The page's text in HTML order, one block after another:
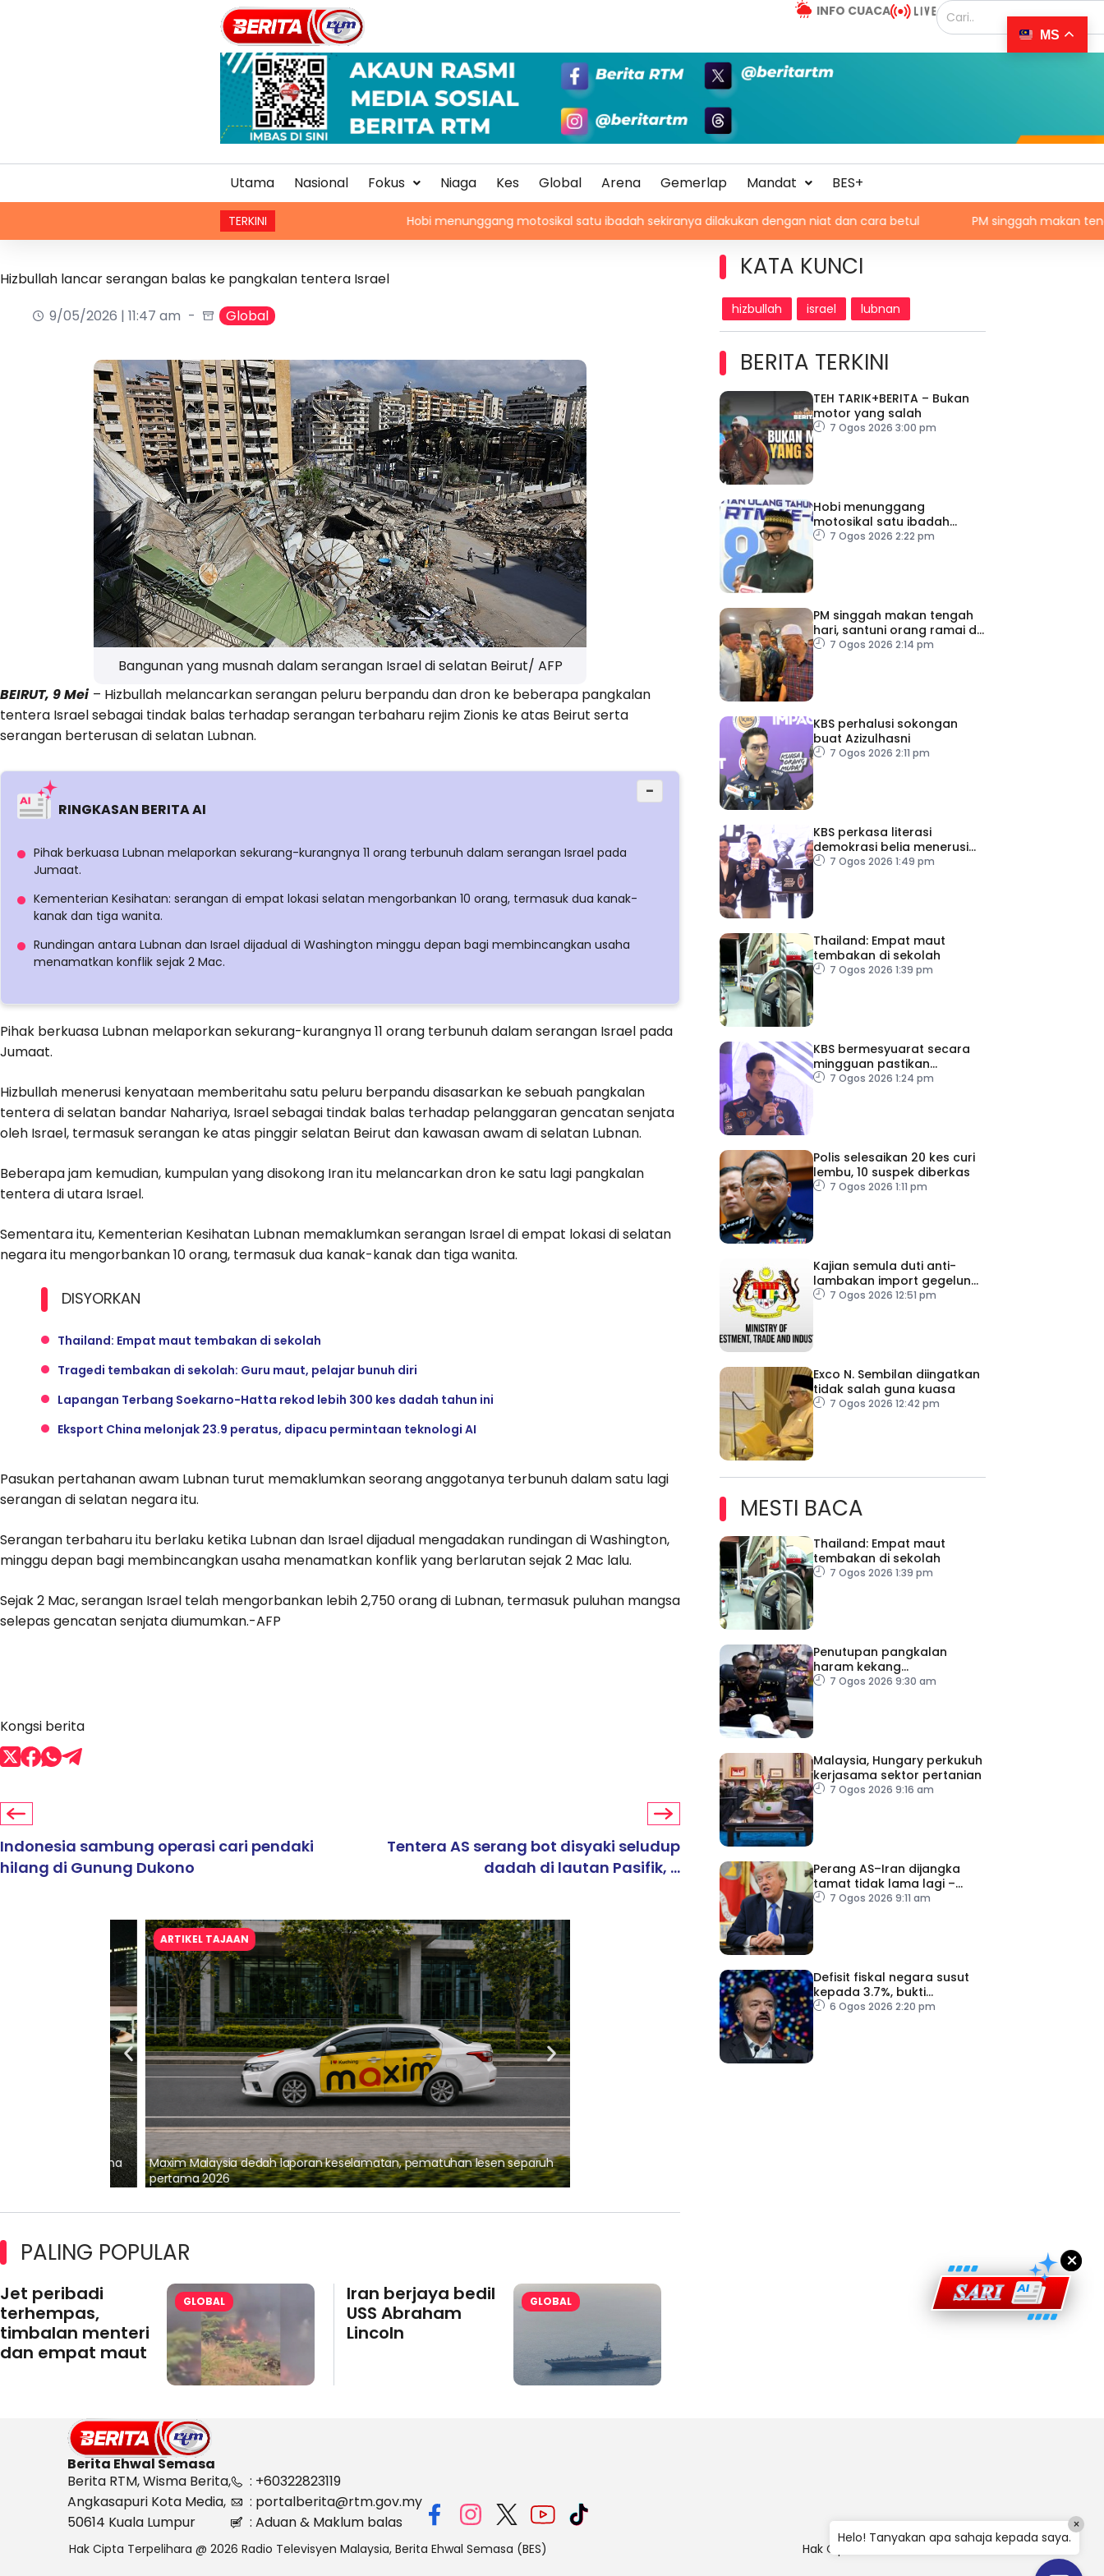
INFO CUACA
Utama Nasional Fokus Niaga Kes Global Arena Gemerlap Mandat BES+
TERKINI Hobi menunggang motosikal satu ibadah sekiranya dilakukan dengan niat dan cara betul PM singgah makan tengah hari,
Hizbullah lancar serangan balas ke pangkalan tentera Israel
9/05/2026 | 11:47 am
Global
Bangunan yang musnah dalam serangan Israel di selatan Beirut/ AFP
BEIRUT, 9 Mei – Hizbullah melancarkan serangan peluru berpandu dan dron ke beberapa pangkalan
tentera Israel sebagai tindak balas terhadap serangan terbaharu rejim Zionis ke atas Beirut serta
serangan berterusan di selatan Lubnan.
RINGKASAN BERITA AI
−
Pihak berkuasa Lubnan melaporkan sekurang-kurangnya 11 orang terbunuh dalam serangan Israel pada
Jumaat.
Kementerian Kesihatan: serangan di empat lokasi selatan mengorbankan 10 orang, termasuk dua kanak-
kanak dan tiga wanita.
Rundingan antara Lubnan dan Israel dijadual di Washington minggu depan bagi membincangkan usaha
menamatkan konflik sejak 2 Mac.
Pihak berkuasa Lubnan melaporkan sekurang-kurangnya 11 orang terbunuh dalam serangan Israel pada
Jumaat.
Hizbullah menerusi kenyataan memberitahu satu peluru berpandu disasarkan ke sebuah pangkalan
tentera di selatan bandar Nahariya, Israel sebagai tindak balas terhadap pelanggaran gencatan senjata
oleh Israel, termasuk serangan ke atas pinggir selatan Beirut dan kawasan awam di selatan Lubnan.
Beberapa jam kemudian, kumpulan yang disokong Iran itu melancarkan dron ke satu lagi pangkalan
tentera di utara Israel.
Sementara itu, Kementerian Kesihatan Lubnan memaklumkan serangan Israel di empat lokasi di selatan
negara itu mengorbankan 10 orang, termasuk dua kanak-kanak dan tiga wanita.
DISYORKAN
Thailand: Empat maut tembakan di sekolah
Tragedi tembakan di sekolah: Guru maut, pelajar bunuh diri
Lapangan Terbang Soekarno-Hatta rekod lebih 300 kes dadah tahun ini
Eksport China melonjak 23.9 peratus, dipacu permintaan teknologi AI
Pasukan pertahanan awam Lubnan turut memaklumkan seorang anggotanya terbunuh dalam satu lagi
serangan di selatan negara itu.
Serangan terbaharu itu berlaku ketika Lubnan dan Israel dijadual mengadakan rundingan di Washington,
minggu depan bagi membincangkan usaha menamatkan konflik yang berlarutan sejak 2 Mac lalu.
Sejak 2 Mac, serangan Israel telah mengorbankan lebih 2,750 orang di Lubnan, termasuk puluhan mangsa
selepas gencatan senjata diumumkan.-AFP
Kongsi berita
Indonesia sambung operasi cari pendaki
hilang di Gunung Dukono
Tentera AS serang bot disyaki seludup
dadah di lautan Pasifik, ...
ARTIKEL TAJAAN
Maxim Malaysia dedah laporan keselamatan, pematuhan lesen separuh
pertama 2026
PALING POPULAR
Jet peribadi
terhempas,
timbalan menteri
dan empat maut
GLOBAL
Iran berjaya bedil
USS Abraham
Lincoln
GLOBAL
KATA KUNCI
hizbullah israel lubnan
BERITA TERKINI
TEH TARIK+BERITA – Bukan
motor yang salah
7 Ogos 2026 3:00 pm
Hobi menunggang
motosikal satu ibadah
sekiranya dilakukan dengan
7 Ogos 2026 2:22 pm
PM singgah makan tengah
hari, santuni orang ramai di
Alor Gajah
7 Ogos 2026 2:14 pm
KBS perhalusi sokongan
buat Azizulhasni
7 Ogos 2026 2:11 pm
KBS perkasa literasi
demokrasi belia menerusi
Bulan Rakan Demokrasi
7 Ogos 2026 1:49 pm
Thailand: Empat maut
tembakan di sekolah
7 Ogos 2026 1:39 pm
KBS bermesyuarat secara
mingguan pastikan
persiapan F1 lancar
7 Ogos 2026 1:24 pm
Polis selesaikan 20 kes curi
lembu, 10 suspek diberkas
7 Ogos 2026 1:11 pm
Kajian semula duti anti-
lambakan import gegelung
keluli dilaksana
7 Ogos 2026 12:51 pm
Exco N. Sembilan diingatkan
tidak salah guna kuasa
7 Ogos 2026 12:42 pm
MESTI BACA
Thailand: Empat maut
tembakan di sekolah
7 Ogos 2026 1:39 pm
Penutupan pangkalan
haram kekang
penyeludupan di Kelantan
7 Ogos 2026 9:30 am
Malaysia, Hungary perkukuh
kerjasama sektor pertanian
7 Ogos 2026 9:16 am
Perang AS–Iran dijangka
tamat tidak lama lagi –
Trump
7 Ogos 2026 9:11 am
Defisit fiskal negara susut
kepada 3.7%, bukti
keyakinan pelabur masih
6 Ogos 2026 2:20 pm
×
Berita Ehwal Semasa
Berita RTM, Wisma Berita,
Angkasapuri Kota Media,
50614 Kuala Lumpur
: +60322823119
: portalberita@rtm.gov.my
: Aduan & Maklum balas
Hak Cipta Terpelihara @ 2026 Radio Televisyen Malaysia, Berita Ehwal Semasa (BES) Hak Cipta Penafian Polisi Keselamatan
MS
Helo! Tanyakan apa sahaja kepada saya.
×